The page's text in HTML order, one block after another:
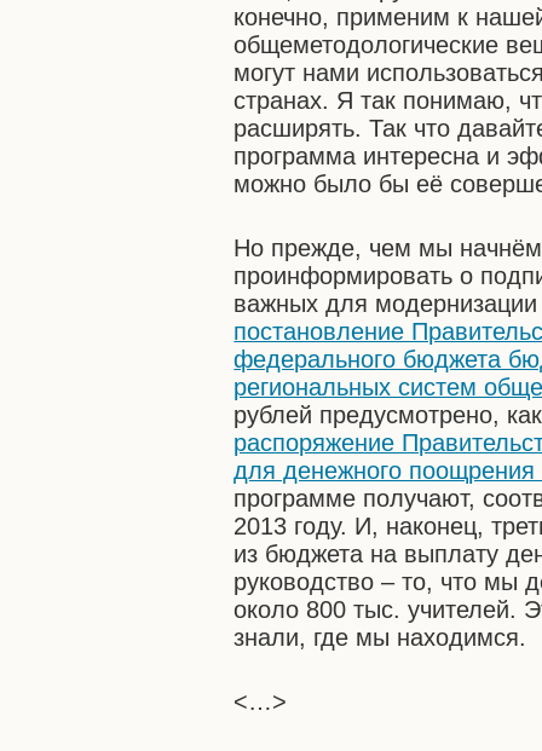
конечно, применим к
общеметодологические
могут нами
странах. Я так понимаю,
расширять. Так что
программа интересна и
можно было бы её
Но прежде, чем мы начнём
проинформировать о
важных для
постановление
федерального бюджета
региональных систем
рублей предусмотрено,
распоряжение
для денежного
программе получают,
2013 году. И, наконец,
из бюджета на выплату
руководство – то, что мы
около 800 тыс. учителей.
знали, где мы находимся.
<…>